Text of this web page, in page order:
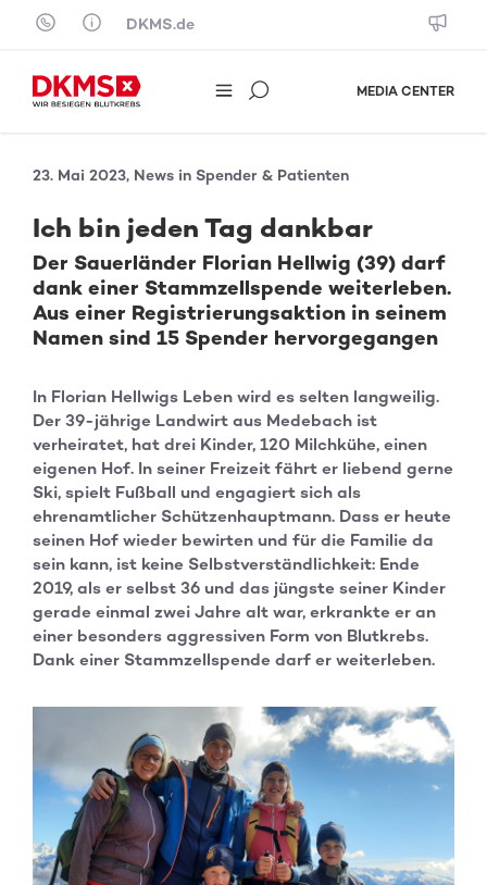
Skip to content
DKMS.de
MEDIA CENTER
23. Mai 2023, News in Spender & Patienten
Ich bin jeden Tag dankbar
Der Sauerländer Florian Hellwig (39) darf
dank einer Stammzellspende weiterleben.
Aus einer Registrierungsaktion in seinem
Namen sind 15 Spender hervorgegangen
In Florian Hellwigs Leben wird es selten langweilig.
Der 39-jährige Landwirt aus Medebach ist
verheiratet, hat drei Kinder, 120 Milchkühe, einen
eigenen Hof. In seiner Freizeit fährt er liebend gerne
Ski, spielt Fußball und engagiert sich als
ehrenamtlicher Schützenhauptmann. Dass er heute
seinen Hof wieder bewirten und für die Familie da
sein kann, ist keine Selbstverständlichkeit: Ende
2019, als er selbst 36 und das jüngste seiner Kinder
gerade einmal zwei Jahre alt war, erkrankte er an
einer besonders aggressiven Form von Blutkrebs.
Dank einer Stammzellspende darf er weiterleben.